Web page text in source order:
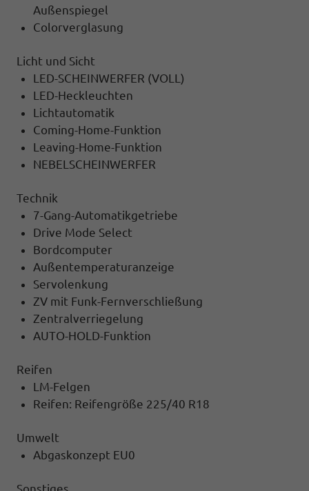
Außenspiegel
Colorverglasung
Licht und Sicht
LED-SCHEINWERFER (VOLL)
LED-Heckleuchten
Lichtautomatik
Coming-Home-Funktion
Leaving-Home-Funktion
NEBELSCHEINWERFER
Technik
7-Gang-Automatikgetriebe
Drive Mode Select
Bordcomputer
Außentemperaturanzeige
Servolenkung
ZV mit Funk-Fernverschließung
Zentralverriegelung
AUTO-HOLD-Funktion
Reifen
LM-Felgen
Reifen: Reifengröße 225/40 R18
Umwelt
Abgaskonzept EU0